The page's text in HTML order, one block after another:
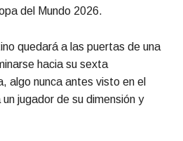
del Mundo 2026.
quedará a las puertas de una
hacia su sexta
algo nunca antes visto en el
jugador de su dimensión y